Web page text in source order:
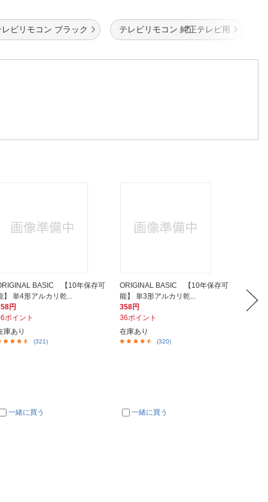
レビリモコン ブラック テレビリモコン 純正テレビ用
BASIC 【10年保存可
】 単4形アルカリ乾...
円
ポイント
庫あり
(321)
一緒に買う
ORIGINAL BASIC 【10年保存可
能】 単3形アルカリ乾...
358円
36ポイント
在庫あり
(320)
一緒に買う
形】4
398円